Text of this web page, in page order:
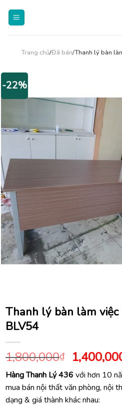
Trang chủ/Đã bán/Thanh lý bàn
-22%
Thanh lý bàn làm việc
BLV54
1,800,000₫ Giá
gốc
là:
Hàng Thanh Lý 436 với hơn 10
mua bán nội thất văn phòng, nội
dạng & giá thành khác nhau: